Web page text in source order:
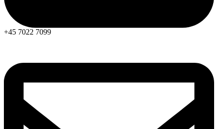
+45 7022 7099